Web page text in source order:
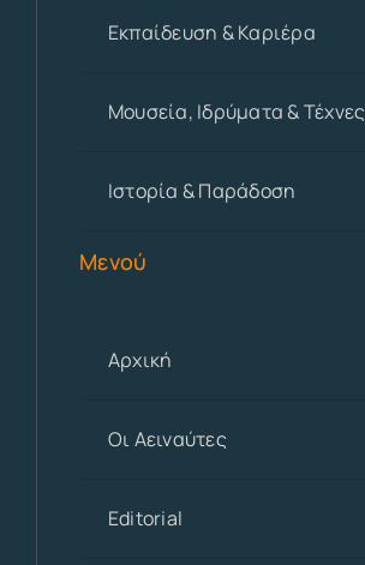
Εκπαίδευση & Καριέρα
Μουσεία, Ιδρύματα & Τέχνες
Ιστορία & Παράδοση
Μενού
Αρχική
Οι Αειναύτες
Editorial